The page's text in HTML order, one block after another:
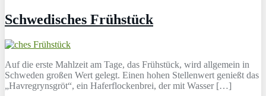
Schwedisches Frühstück
Auf die erste Mahlzeit am Tage, das Frühstück, wird allgemein in
Schweden großen Wert gelegt. Einen hohen Stellenwert genießt das
„Havregrynsgröt“, ein Haferflockenbrei, der mit Wasser […]